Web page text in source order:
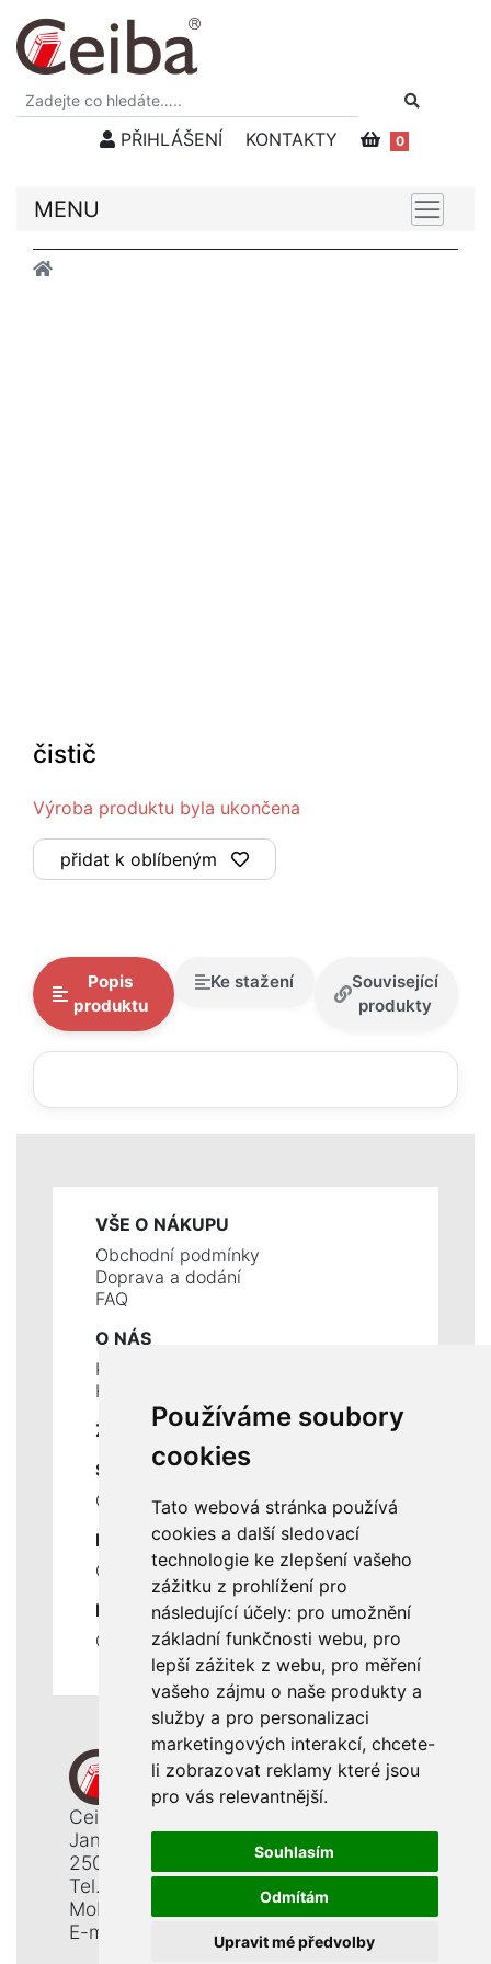
Používáme soubory
cookies
Tato webová stránka používá
cookies a další sledovací
technologie ke zlepšení vašeho
zážitku z prohlížení pro
následující účely: pro umožnění
základní funkčnosti webu, pro
lepší zážitek z webu, pro měření
vašeho zájmu o naše produkty a
služby a pro personalizaci
marketingových interakcí, chcete-
li zobrazovat reklamy které jsou
pro vás relevantnější.
Souhlasím
Odmítám
Upravit mé předvolby
PŘIHLÁŠENÍ KONTAKTY 0
MENU
čistič
Výroba produktu byla ukončena
přidat k oblíbeným
Popis
produktu
Ke stažení
Související
produkty
VŠE O NÁKUPU
Obchodní podmínky
Doprava a dodání
FAQ
O NÁS
Kontakty
Historie a současnost
ZÁKLADNÍ ÚDAJE
SLUŽBY
Ceník servisních prací
DŮLEŽITÉ INFORMACE
Ochrana osobních údajů
RYCHLÉ ODKAZY
Odstoupení od smlouvy
Ceiba, s. r. o.
Jana Opletala 1265
250 01 Brandýs n. L. - St. Boleslav
Tel.: +420 326 911 044
Mobil: +420 777 345 008
E-mail:
info@ceiba.cz